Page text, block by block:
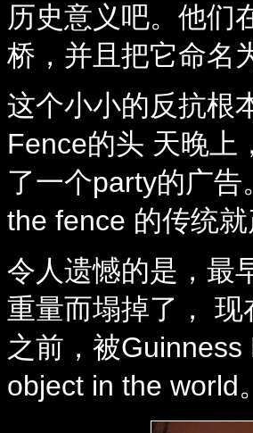
历史意义吧。他们
桥，并且把它命名
这个小小的反抗根
Fence的头 天晚上
了一个party的广
the fence 的传统
令人遗憾的是，最
重量而塌掉了，
之前，被
object in the world。